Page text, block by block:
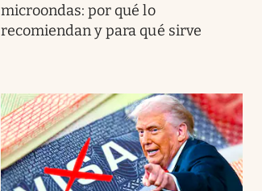
microondas: por qué lo
recomiendan y para qué sirve